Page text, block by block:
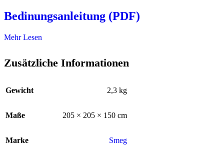
Bedinungsanleitung (PDF)
Mehr Lesen
Zusätzliche Informationen
Gewicht 2,3 kg
Maße 205 × 205 × 150 cm
Marke Smeg